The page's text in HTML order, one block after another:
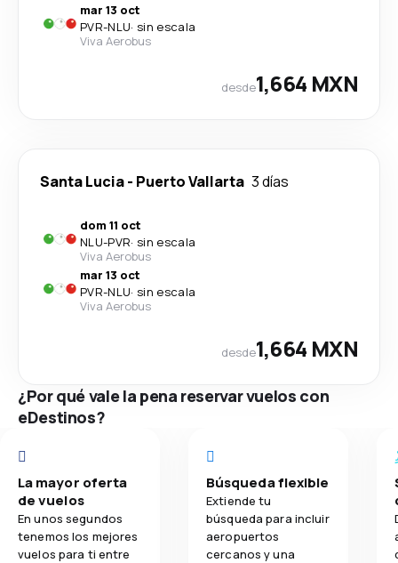
mar 13 oct
PVR-NLU· sin escala
Viva Aerobus
desde1,664 MXN
Santa Lucia- Puerto Vallarta 3 días
dom 11 oct
NLU-PVR· sin escala
Viva Aerobus
mar 13 oct
PVR-NLU· sin escala
Viva Aerobus
desde1,664 MXN
¿Por qué vale la pena reservar vuelos con
eDestinos?
La mayor oferta
de vuelos
En unos segundos
tenemos los mejores
vuelos para ti entre
Búsqueda flexible
Extiende tu
búsqueda para incluir
aeropuertos
cercanos y una